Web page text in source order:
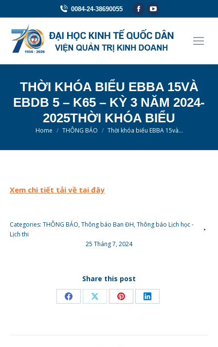
0084-24-38690055
Facebook
opens
in
YouTube
opens
in
THỜI KHÓA BIỂU EBBA 15VÀ
EBDB 5 – K65 – KỲ 3 NĂM 2024-
2025THỜI KHÓA BIỂU
You are here:
Home THÔNG BÁO Thời khóa biểu EBBA 15và…
Xem chi tiết tải về tại đây
Categories: THÔNG BÁO,Thông báo Ban ĐH,Thông báo Lịch học -
Lịch thi
25 Tháng 7, 2024
Share this post
Share Share Share Share